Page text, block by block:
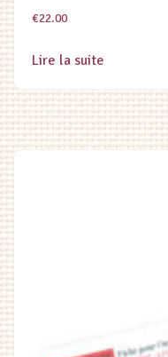
€22.00
Lire la suite